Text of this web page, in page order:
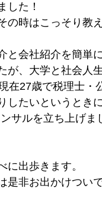
した！
時はこっそり教
会社紹介を簡単に
が、大学と社会人
在27歳で税理士・
したいというとき
サルを立ち上げま
出歩きます。
是非お出かけつい